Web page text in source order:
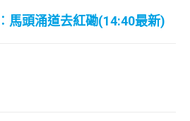
馬頭涌道去紅磡(14:40最新)